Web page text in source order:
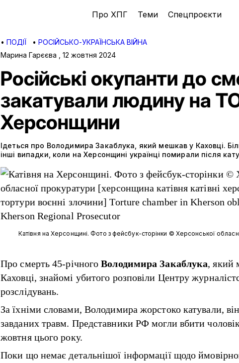
Про ХПГ Теми Спецпроєкти
• ПОДІЇ • РОСІЙСЬКО-УКРАЇНСЬКА ВІЙНА
Марина Гарєєва
12 жовтня 2024
Російські окупанти до
закатували людину на
Херсонщини
Ідеться про Володимира Закаблука, який мешкав у Каховці.
інші випадки, коли на Херсонщині українці помирали після
Катівня на Херсонщині. Фото з фейсбук-сторінки © Херсонської
Про смерть 45-річногоВолодимира Закаблука, який
Каховці, знайомі убитого розповіли Центру
розслідувань.
За їхніми словами, Володимира жорстоко катували,
завданих травм. Представники РФ могли вбити
жовтня цього року.
Поки що немає детальнішої інформації щодо